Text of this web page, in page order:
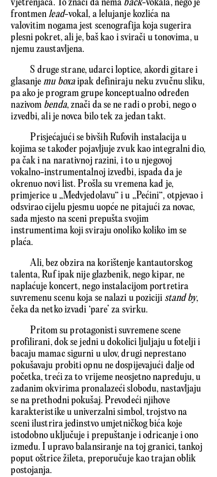
vjetrenjača. To znači da nema back-vokala, nego je
frontmenlead-vokal, a lelujanje kozlića na
valovitim nogama jest scenografija koja sugerira
plesni pokret, ali je, baš kao i svirači u tonovima, u
njemu zaustavljena.
S druge strane, udarci loptice, akordi gitare i
glasanjemu boxaipak definiraju neku zvučnu sliku,
pa ako je program grupe konceptualno određen
nazivom benda, znači da se ne radi o probi, nego o
izvedbi, ali je novca bilo tek za jedan takt.
Prisjećajući se bivših Rufovih instalacija u
kojima se također pojavljuje zvuk kao integralni dio,
pa čak i na narativnoj razini, i to u njegovoj
vokalno-instrumentalnoj izvedbi, ispada da je
okrenuo novi list. Prošla su vremena kad je,
primjerice u „Medvjedolavu“ i u „Pećini“, otpjevao i
odsvirao cijelu pjesmu uopće ne pitajući za novac,
sada mjesto na sceni prepušta svojim
instrumentima koji sviraju onoliko koliko im se
plaća.
Ali, bez obzira na korištenje kantautorskog
talenta, Ruf ipak nije glazbenik, nego kipar, ne
naplaćuje koncert, nego instalacijom portretira
suvremenu scenu koja se nalazi u poziciji stand by,
čeka da netko izvadi ‘pare’ za svirku.
Pritom su protagonisti suvremene scene
profilirani, dok se jedni u dokolici ljuljaju u fotelji i
bacaju mamac sigurni u ulov, drugi neprestano
pokušavaju probiti opnu ne dospijevajući dalje od
početka, treći za to vrijeme neosjetno napreduju, u
zadanim okvirima pronalazeći slobodu, nastavljaju
se na prethodni pokušaj. Prevodeći njihove
karakteristike u univerzalni simbol, trojstvo na
sceni ilustrira jedinstvo umjetničkog bića koje
istodobno uključuje i prepuštanje i odricanje i ono
između. I upravo balansiranje na toj granici, tankoj
poput oštrice žileta, preporučuje kao trajan oblik
postojanja.